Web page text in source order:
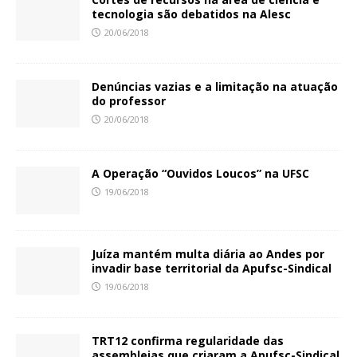
tecnologia são debatidos na Alesc
20/06/2018
Denúncias vazias e a limitação na atuação
do professor
20/06/2018
A Operação “Ouvidos Loucos” na UFSC
19/06/2018
Juíza mantém multa diária ao Andes por
invadir base territorial da Apufsc-Sindical
19/06/2018
TRT12 confirma regularidade das